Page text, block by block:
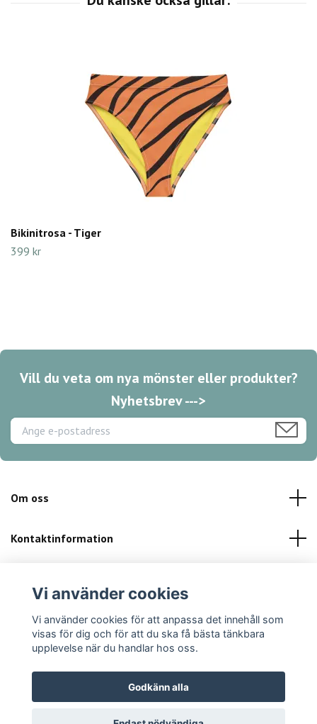
Bikinitrosa - Tiger
399 kr
Vill du veta om nya mönster eller produkter?
Nyhetsbrev --->
Om oss
Kontaktinformation
Sociala medier
© 2026 Finibikini.sePowered by Quickbutik
Vi använder cookies
Vi använder cookies för att anpassa det innehåll som
visas för dig och för att du ska få bästa tänkbara
upplevelse när du handlar hos oss.
Godkänn alla